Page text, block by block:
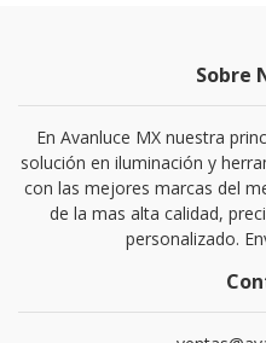
Sobre
En Avanluce MX nuestra
solución en iluminación y
con las mejores marcas del
de la mas alta calidad,
personalizado.